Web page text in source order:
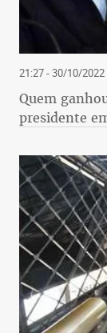
21:27 - 30/10/2022
Quem
presidente